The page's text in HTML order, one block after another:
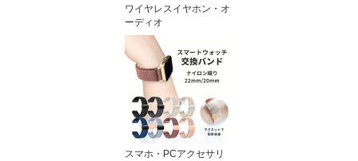
ワイヤレスイヤホン・オ
ーディオ
スマホ・PCアクセサリ